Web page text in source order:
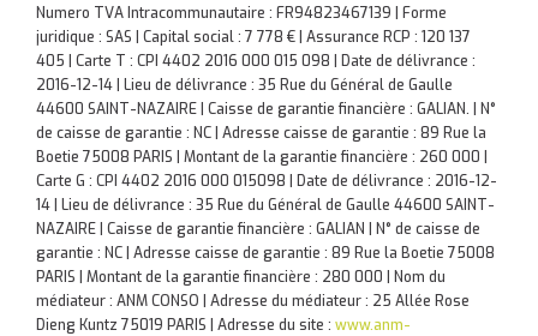
Numero TVA Intracommunautaire : FR94823467139 | Forme
juridique : SAS | Capital social : 7 778 € | Assurance RCP : 120 137
405 | Carte T : CPI 4402 2016 000 015 098 | Date de délivrance :
2016-12-14 | Lieu de délivrance : 35 Rue du Général de Gaulle
44600 SAINT-NAZAIRE | Caisse de garantie financière : GALIAN. | N°
de caisse de garantie : NC | Adresse caisse de garantie : 89 Rue la
Boetie 75008 PARIS | Montant de la garantie financière : 260 000 |
Carte G : CPI 4402 2016 000 015098 | Date de délivrance : 2016-12-
14 | Lieu de délivrance : 35 Rue du Général de Gaulle 44600 SAINT-
NAZAIRE | Caisse de garantie financière : GALIAN | N° de caisse de
garantie : NC | Adresse caisse de garantie : 89 Rue la Boetie 75008
PARIS | Montant de la garantie financière : 280 000 | Nom du
médiateur : ANM CONSO | Adresse du médiateur : 25 Allée Rose
Dieng Kuntz 75019 PARIS | Adresse du site : www.anm-